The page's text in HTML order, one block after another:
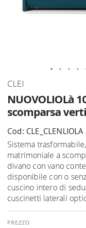
NUOVOLIOLà
scomparsa
CLEI
Cod: CLE_CLENLIOLA
Sistema
matrimoniale a
divano con vano
disponibile con o
cuscino intero di
cuscinetti laterali
Vai
della
galleria
immagini